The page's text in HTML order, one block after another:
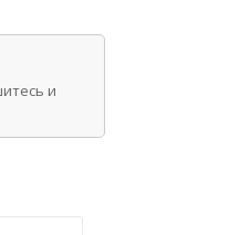
и